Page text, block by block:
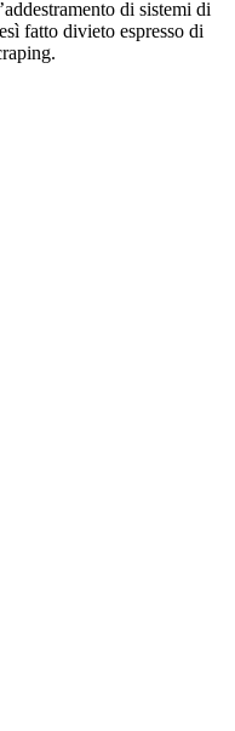
di sistemi di
fatto divieto espresso di